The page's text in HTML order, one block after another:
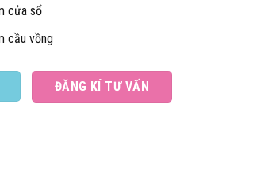
cửa sổ
cầu vồng
ĐĂNG KÍ TƯ VẤN